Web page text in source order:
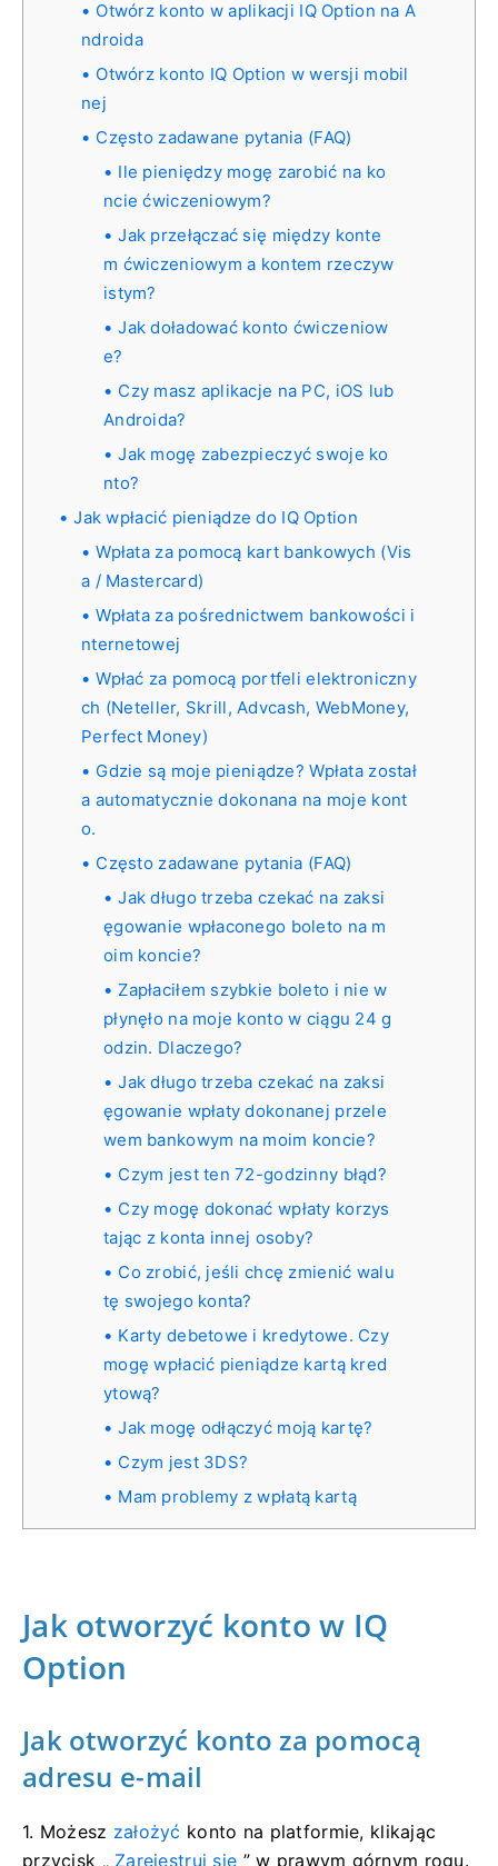
Otwórz konto w aplikacji IQ Option na A
ndroida
Otwórz konto IQ Option w wersji mobil
nej
Często zadawane pytania (FAQ)
Ile pieniędzy mogę zarobić na ko
ncie ćwiczeniowym?
Jak przełączać się między konte
m ćwiczeniowym a kontem rzeczyw
istym?
Jak doładować konto ćwiczeniow
e?
Czy masz aplikacje na PC, iOS lub
Androida?
Jak mogę zabezpieczyć swoje ko
nto?
Jak wpłacić pieniądze do IQ Option
Wpłata za pomocą kart bankowych (Vis
a / Mastercard)
Wpłata za pośrednictwem bankowości i
nternetowej
Wpłać za pomocą portfeli elektroniczny
ch (Neteller, Skrill, Advcash, WebMoney,
Perfect Money)
Gdzie są moje pieniądze? Wpłata został
a automatycznie dokonana na moje kont
o.
Często zadawane pytania (FAQ)
Jak długo trzeba czekać na zaksi
ęgowanie wpłaconego boleto na m
oim koncie?
Zapłaciłem szybkie boleto i nie w
płynęło na moje konto w ciągu 24 g
odzin. Dlaczego?
Jak długo trzeba czekać na zaksi
ęgowanie wpłaty dokonanej przele
wem bankowym na moim koncie?
Czym jest ten 72-godzinny błąd?
Czy mogę dokonać wpłaty korzys
tając z konta innej osoby?
Co zrobić, jeśli chcę zmienić walu
tę swojego konta?
Karty debetowe i kredytowe. Czy
mogę wpłacić pieniądze kartą kred
ytową?
Jak mogę odłączyć moją kartę?
Czym jest 3DS?
Mam problemy z wpłatą kartą
Jak otworzyć konto w IQ
Option
Jak otworzyć konto za pomocą
adresu e-mail
1. Możesz założyć konto na platformie, klikając
przycisk „ Zarejestruj się ” w prawym górnym rogu.